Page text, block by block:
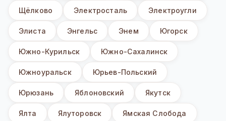
Щёлково Электросталь Электроугли
Элиста Энгельс Энем Югорск
Южно-Курильск Южно-Сахалинск
Южноуральск Юрьев-Польский
Юрюзань Яблоновский Якутск
Ялта Ялуторовск Ямская Слобода